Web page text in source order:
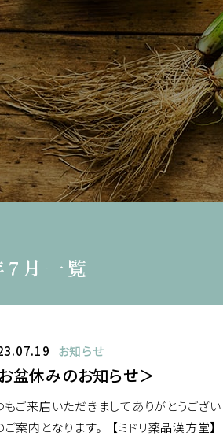
月一覧
お知らせ
盆休みのお知らせ＞
もご来店いただきましてありがとうござい
ご案内となります。 【ミドリ薬品漢方堂